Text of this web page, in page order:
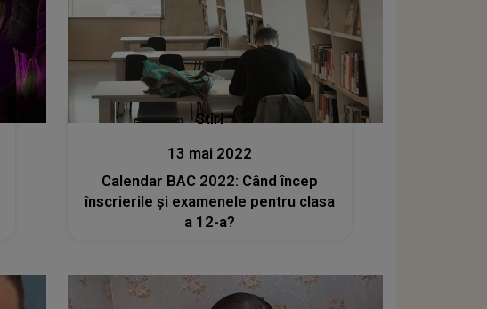
Stiri
13 mai 2022
Calendar BAC 2022: Când încep
înscrierile şi examenele pentru clasa
a 12-a?